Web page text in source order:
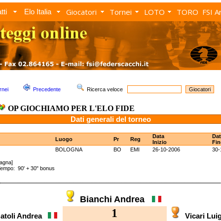
Elo Italia Giocatori Tornei LOTO TORO FSI
Precedente Ricerca veloce
OP GIOCHIAMO PER L'ELO FIDE
Dati generali del torneo
Luogo Pr Reg
Data
Inizio
BOLOGNA
BO EMI 26-10-2006 30-
90' + 30" bonus
Bianchi Andrea
Andrea 1 Vicari